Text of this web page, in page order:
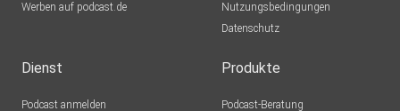
Werben auf podcast.de
Nutzungsbedingungen
Datenschutz
Dienst
Podcast anmelden
Produkte
Podcast-Beratung